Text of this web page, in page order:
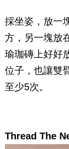
採坐姿，放一
方，另一塊放
瑜珈磚上好好
位子，也讓雙
至少5次。
Thread The